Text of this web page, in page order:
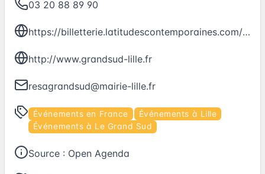
03 20 88 89 90
https://billetterie.latitudescontemporaines.com/agenda/404-WHEN-I-SAW-THE-SEA
http://www.grandsud-lille.fr
resagrandsud@mairie-lille.fr
Événements en France
Événements à Lille
Événements à Le Grand Sud
Source : Open Agenda